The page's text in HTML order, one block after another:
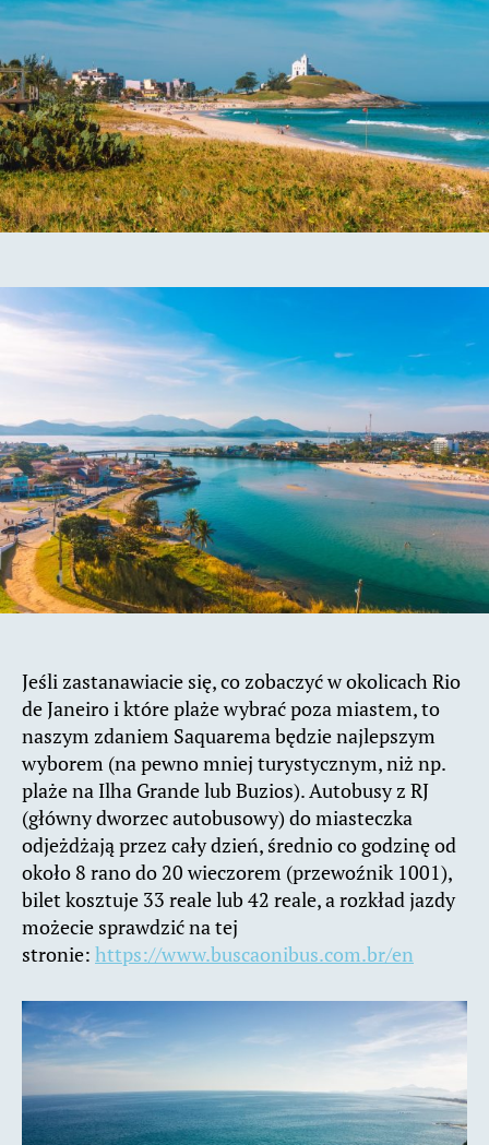
Jeśli zastanawiacie się, co zobaczyć w okolicach Rio
de Janeiro i które plaże wybrać poza miastem, to
naszym zdaniem Saquarema będzie najlepszym
wyborem (na pewno mniej turystycznym, niż np.
plaże na Ilha Grande lub Buzios). Autobusy z RJ
(główny dworzec autobusowy) do miasteczka
odjeżdżają przez cały dzień, średnio co godzinę od
około 8 rano do 20 wieczorem (przewoźnik 1001),
bilet kosztuje 33 reale lub 42 reale, a rozkład jazdy
możecie sprawdzić na tej
stronie: https://www.buscaonibus.com.br/en